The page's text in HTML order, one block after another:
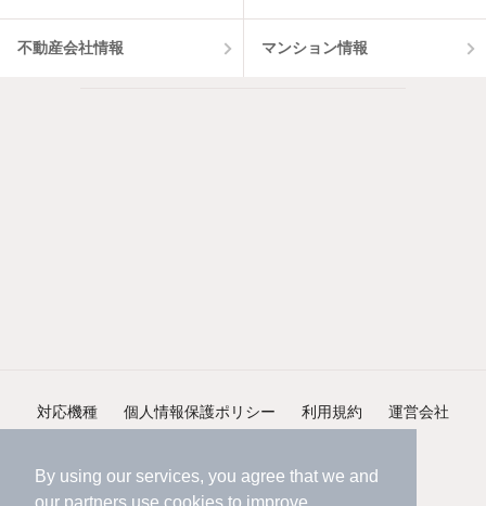
By using our services, you agree that we and
不動産会社情報 マンション情報
対応機種 個人情報保護ポリシー 利用規約 運営会社